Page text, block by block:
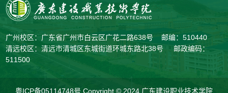
广州校区：广东省广州市白云区广花二路638号 邮编：510440
清远校区：清远市清城区东城街道环城东路北38号 邮政编码：
511500
粤ICP备05114748号 Copyright © 2024 广东建设职业技术学院